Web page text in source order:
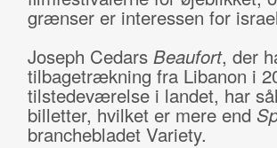
grænser er interessen for
Joseph Cedars Beaufort, der
tilbagetrækning fra Libanon i
tilstedeværelse i landet, har
billetter, hvilket er mere end
branchebladet Variety.